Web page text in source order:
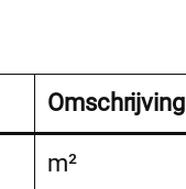
Omschrijving
m²